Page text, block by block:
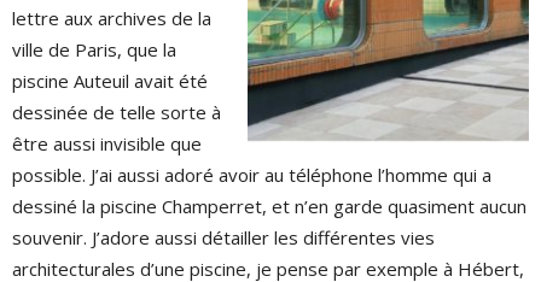
lettre aux archives de la
ville de Paris, que la
piscine Auteuil avait été
dessinée de telle sorte à
être aussi invisible que
possible. J’ai aussi adoré avoir au téléphone l’homme qui a
dessiné la piscine Champerret, et n’en garde quasiment aucun
souvenir. J’adore aussi détailler les différentes vies
architecturales d’une piscine, je pense par exemple à Hébert,